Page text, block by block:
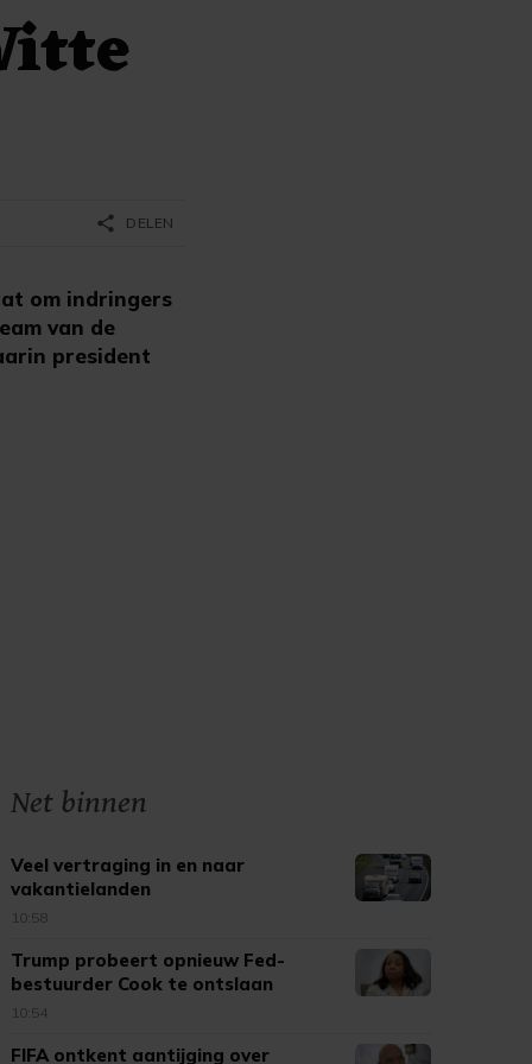
om indringers
van de
president
share DELEN
Net binnen
Veel vertraging in en naar
vakantielanden
10:58
Trump probeert opnieuw Fed-
bestuurder Cook te ontslaan
10:54
FIFA ontkent aantijging over